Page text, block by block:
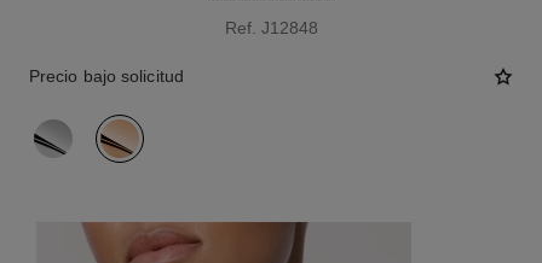
Ref. J12848
Precio bajo solicitud
variante (2)